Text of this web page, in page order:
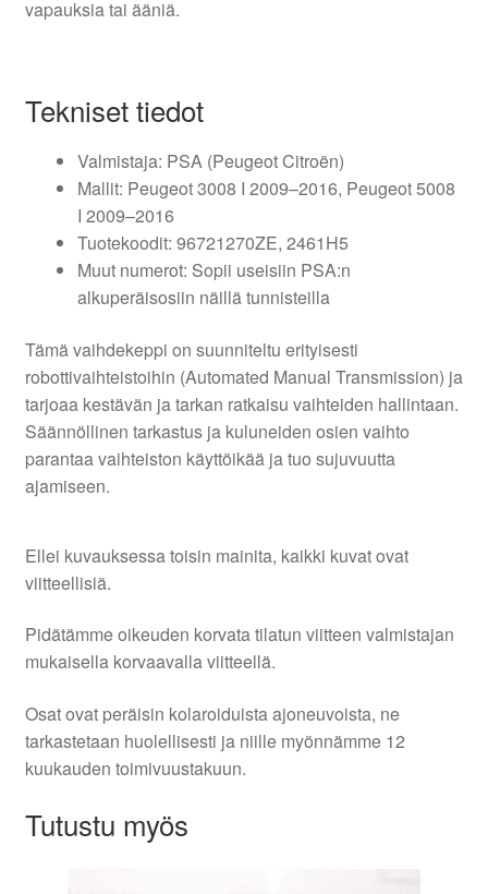
vapauksia tai ääniä.
Tekniset tiedot
Valmistaja: PSA (Peugeot Citroën)
Mallit: Peugeot 3008 I 2009–2016, Peugeot 5008
I 2009–2016
Tuotekoodit: 96721270ZE, 2461H5
Muut numerot: Sopii useisiin PSA:n
alkuperäisosiin näillä tunnisteilla
Tämä vaihdekeppi on suunniteltu erityisesti
robottivaihteistoihin (Automated Manual Transmission) ja
tarjoaa kestävän ja tarkan ratkaisu vaihteiden hallintaan.
Säännöllinen tarkastus ja kuluneiden osien vaihto
parantaa vaihteiston käyttöikää ja tuo sujuvuutta
ajamiseen.
Ellei kuvauksessa toisin mainita, kaikki kuvat ovat
viitteellisiä.
Pidätämme oikeuden korvata tilatun viitteen valmistajan
mukaisella korvaavalla viitteellä.
Osat ovat peräisin kolaroiduista ajoneuvoista, ne
tarkastetaan huolellisesti ja niille myönnämme 12
kuukauden toimivuustakuun.
Tutustu myös